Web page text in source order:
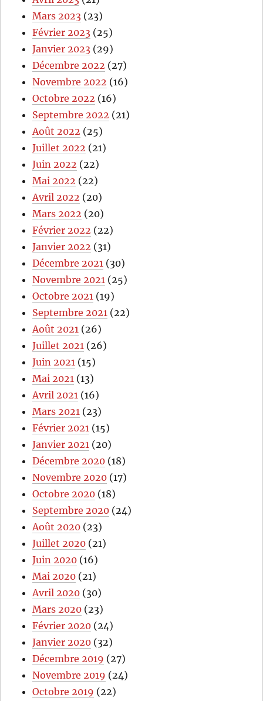
Mars 2023 (23)
Février 2023 (25)
Janvier 2023 (29)
Décembre 2022 (27)
Novembre 2022 (16)
Octobre 2022 (16)
Septembre 2022 (21)
Août 2022 (25)
Juillet 2022 (21)
Juin 2022 (22)
Mai 2022 (22)
Avril 2022 (20)
Mars 2022 (20)
Février 2022 (22)
Janvier 2022 (31)
Décembre 2021 (30)
Novembre 2021 (25)
Octobre 2021 (19)
Septembre 2021 (22)
Août 2021 (26)
Juillet 2021 (26)
Juin 2021 (15)
Mai 2021 (13)
Avril 2021 (16)
Mars 2021 (23)
Février 2021 (15)
Janvier 2021 (20)
Décembre 2020 (18)
Novembre 2020 (17)
Octobre 2020 (18)
Septembre 2020 (24)
Août 2020 (23)
Juillet 2020 (21)
Juin 2020 (16)
Mai 2020 (21)
Avril 2020 (30)
Mars 2020 (23)
Février 2020 (24)
Janvier 2020 (32)
Décembre 2019 (27)
Novembre 2019 (24)
Octobre 2019 (22)